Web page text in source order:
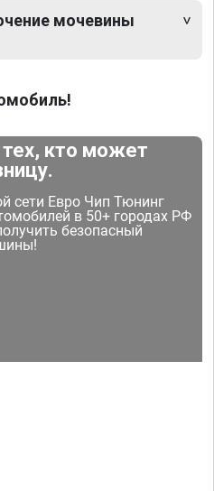
мочевины
кто может
сети Евро Чип Тюнинг
в 50+ городах РФ
безопасный